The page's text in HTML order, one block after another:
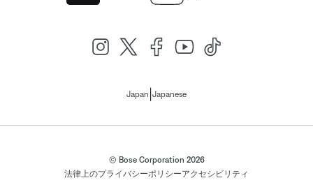
Japan Japanese
© Bose Corporation 2026
法律上のプライバシーポリシーアクセシビリティ